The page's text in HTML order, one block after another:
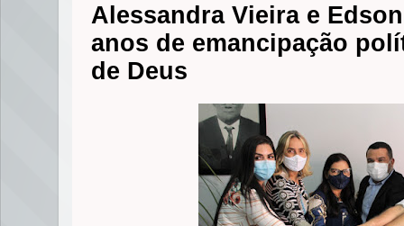
Alessandra Vieira e
anos de emancipação
de Deus